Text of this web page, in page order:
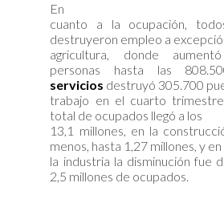
En
cuanto a la ocupación,
destruyeron empleo a
agricultura, donde
personas hasta las
servicios destruyó 305.700
trabajo en el cuarto
total de ocupados llegó a los
13,1 millones, en la
menos, hasta 1,27 millones, y en
la industria la disminución fue
2,5 millones de ocupados.